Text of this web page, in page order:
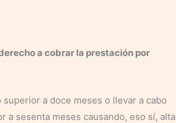
a cobrar la prestación por
a doce meses o llevar a cabo
a sesenta meses causando, eso sí, alta